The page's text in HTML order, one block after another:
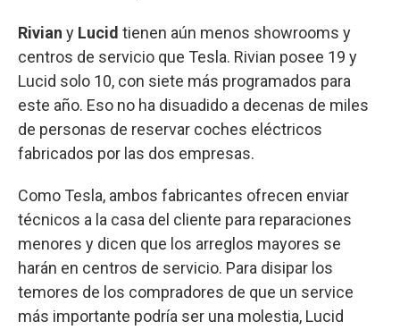
Rivian y Lucid tienen aún menos showrooms y
centros de servicio que Tesla. Rivian posee 19 y
Lucid solo 10, con siete más programados para
este año. Eso no ha disuadido a decenas de miles
de personas de reservar coches eléctricos
fabricados por las dos empresas.
Como Tesla, ambos fabricantes ofrecen enviar
técnicos a la casa del cliente para reparaciones
menores y dicen que los arreglos mayores se
harán en centros de servicio. Para disipar los
temores de los compradores de que un service
más importante podría ser una molestia, Lucid